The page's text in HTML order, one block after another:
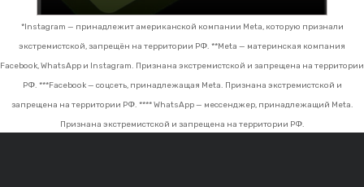
*Instagram — принадлежит американской компании Meta, которую признали
экстремистской, запрещён на территории РФ. **Meta — материнская компания
Facebook, WhatsApp и Instagram. Признана экстремистской и запрещена на территории
РФ. ***Facebook — соцсеть, принадлежащая Meta. Признана экстремистской и
запрещена на территории РФ. **** WhatsApp — мессенджер, принадлежащий Meta.
Признана экстремистской и запрещена на территории РФ.